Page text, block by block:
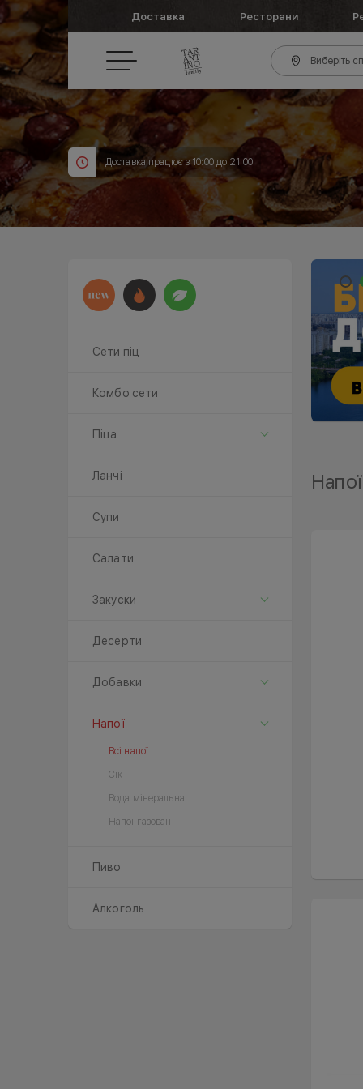
Доставка Ресторани
Виберіть
Доставка працює з 10:00 до 21:00
Сети піц
Комбо сети
Піца
Ланчі
Супи
Салати
Закуски
Десерти
Добавки
Напої
Всі напої
Сік
Вода мінеральна
Напої газовані
Пиво
Алкоголь
Напої